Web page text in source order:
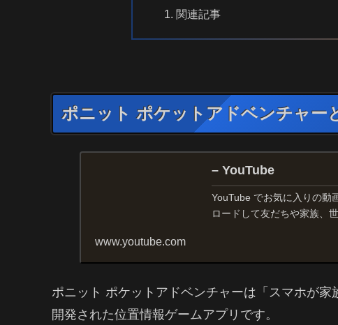
関連記事
ポニット ポケットアドベンチャー
– YouTube
YouTube でお気に入りの動
ロードして友だちや家族、
www.youtube.com
ポニット ポケットアドベンチャーは「スマホが
開発された位置情報ゲームアプリです。